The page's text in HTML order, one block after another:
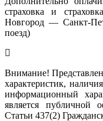
страховка и
Новгород — Санкт-
поезд)
Внимание!
характеристик,
информационный
является публичной
Статьи 437(2)